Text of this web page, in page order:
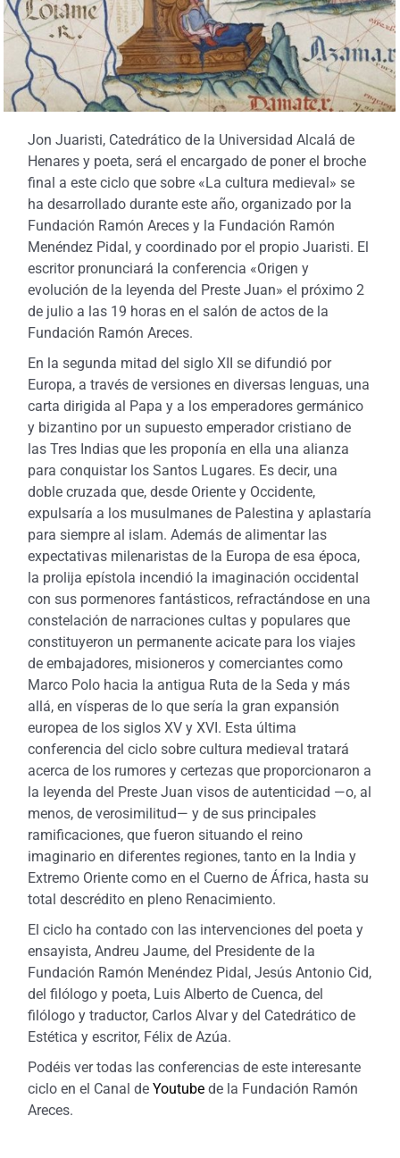
Jon Juaristi, Catedrático de la Universidad Alcalá de
Henares y poeta, será el encargado de poner el broche
final a este ciclo que sobre «La cultura medieval» se
ha desarrollado durante este año, organizado por la
Fundación Ramón Areces y la Fundación Ramón
Menéndez Pidal, y coordinado por el propio Juaristi. El
escritor pronunciará la conferencia «Origen y
evolución de la leyenda del Preste Juan» el próximo 2
de julio a las 19 horas en el salón de actos de la
Fundación Ramón Areces.
En la segunda mitad del siglo XII se difundió por
Europa, a través de versiones en diversas lenguas, una
carta dirigida al Papa y a los emperadores germánico
y bizantino por un supuesto emperador cristiano de
las Tres Indias que les proponía en ella una alianza
para conquistar los Santos Lugares. Es decir, una
doble cruzada que, desde Oriente y Occidente,
expulsaría a los musulmanes de Palestina y aplastaría
para siempre al islam. Además de alimentar las
expectativas milenaristas de la Europa de esa época,
la prolija epístola incendió la imaginación occidental
con sus pormenores fantásticos, refractándose en una
constelación de narraciones cultas y populares que
constituyeron un permanente acicate para los viajes
de embajadores, misioneros y comerciantes como
Marco Polo hacia la antigua Ruta de la Seda y más
allá, en vísperas de lo que sería la gran expansión
europea de los siglos XV y XVI. Esta última
conferencia del ciclo sobre cultura medieval tratará
acerca de los rumores y certezas que proporcionaron a
la leyenda del Preste Juan visos de autenticidad —o, al
menos, de verosimilitud— y de sus principales
ramificaciones, que fueron situando el reino
imaginario en diferentes regiones, tanto en la India y
Extremo Oriente como en el Cuerno de África, hasta su
total descrédito en pleno Renacimiento.
El ciclo ha contado con las intervenciones del poeta y
ensayista, Andreu Jaume, del Presidente de la
Fundación Ramón Menéndez Pidal, Jesús Antonio Cid,
del filólogo y poeta, Luis Alberto de Cuenca, del
filólogo y traductor, Carlos Alvar y del Catedrático de
Estética y escritor, Félix de Azúa.
Podéis ver todas las conferencias de este interesante
ciclo en el Canal de Youtubede la Fundación Ramón
Areces.